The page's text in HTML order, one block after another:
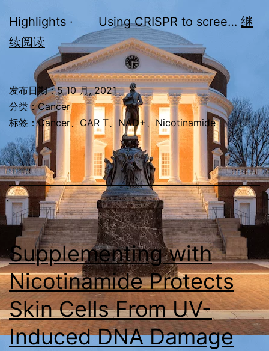
Highlights · Using CRISPR to scree… 继
续阅读 Study
Shows
NAD+-
Boosting
Supplement
Enhances
Anti-
Tumor
Immunotherapy
发布日期：5 10 月, 2021
分类：Cancer
标签：Cancer、CAR T、 NAD+ 、 Nicotinamide
Supplementing with
Nicotinamide Protects
Skin Cells From UV-
Induced DNA Damage